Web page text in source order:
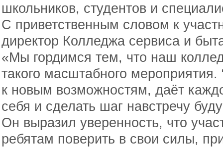
школьников, студентов и
С приветственным словом к
директор Колледжа сервиса и
«Мы гордимся тем, что наш
такого масштабного мероприятия.
к новым возможностям, даёт
себя и сделать шаг навстречу
Он выразил уверенность, что
ребятам поверить в свои силы,